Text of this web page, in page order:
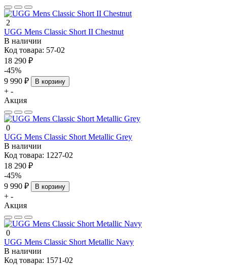
2
UGG Mens Classic Short II Chestnut
В наличии
Код товара: 57-02
18 290 ₽
-45%
9 990 ₽
В корзину
+ -
Акция
0
UGG Mens Classic Short Metallic Grey
В наличии
Код товара: 1227-02
18 290 ₽
-45%
9 990 ₽
В корзину
+ -
Акция
0
UGG Mens Classic Short Metallic Navy
В наличии
Код товара: 1571-02